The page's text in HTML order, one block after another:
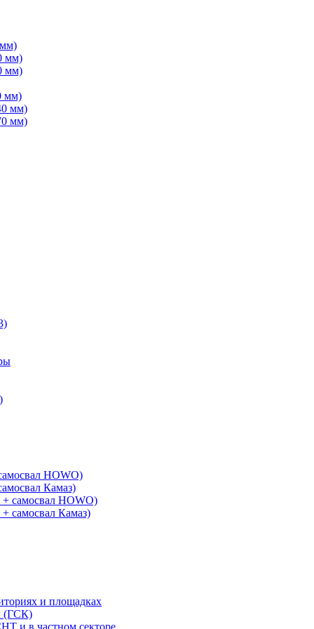
мм)
мм)
мм)
мм)
мм)
HOWO)
Камаз)
самосвал HOWO)
самосвал Камаз)
и площадках
(ГСК)
и в частном секторе